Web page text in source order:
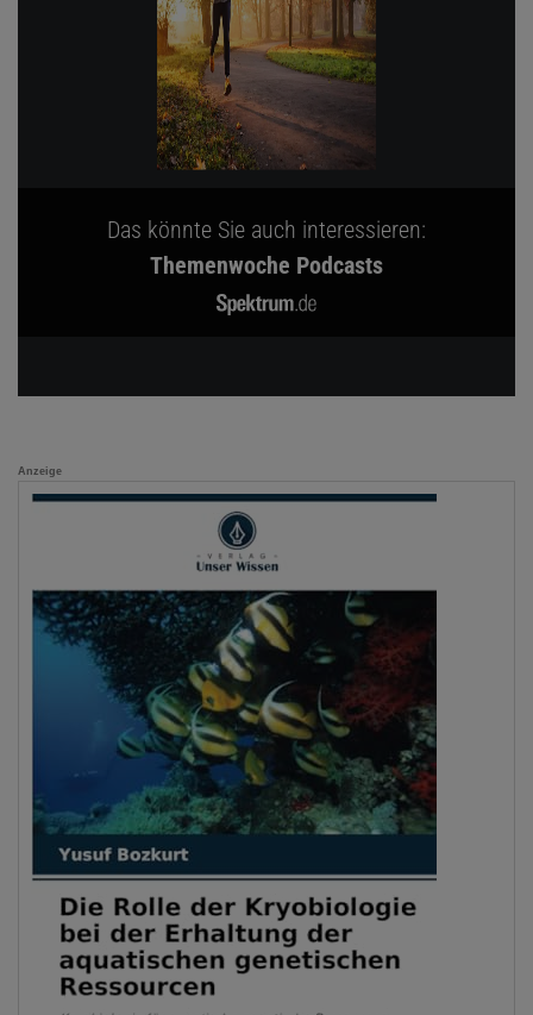
Das könnte Sie auch interessieren:
Themenwoche Podcasts
Anzeige